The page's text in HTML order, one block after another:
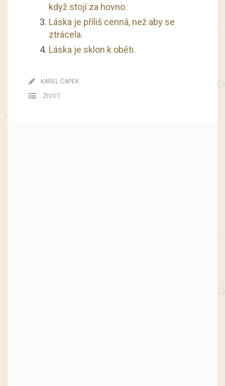
když stojí za hovno.
Láska je příliš cenná, než aby se
ztrácela.
Láska je sklon k oběti.
KAREL ČAPEK
ŽIVOT